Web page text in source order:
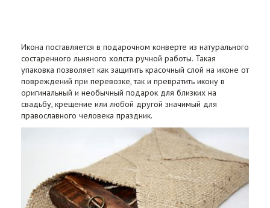
Икона поставляется в подарочном конверте из натурального
состаренного льняного холста ручной работы. Такая
упаковка позволяет как защитить красочный слой на иконе от
повреждений при перевозке, так и превратить икону в
оригинальный и необычный подарок для близких на
свадьбу, крещение или любой другой значимый для
православного человека праздник.